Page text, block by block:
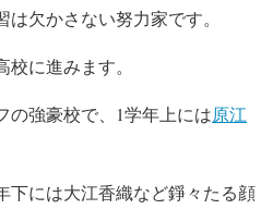
欠かさない努力家です。
に進みます。
の強豪校で、1学年上には原江
下には大江香織など錚々たる顔